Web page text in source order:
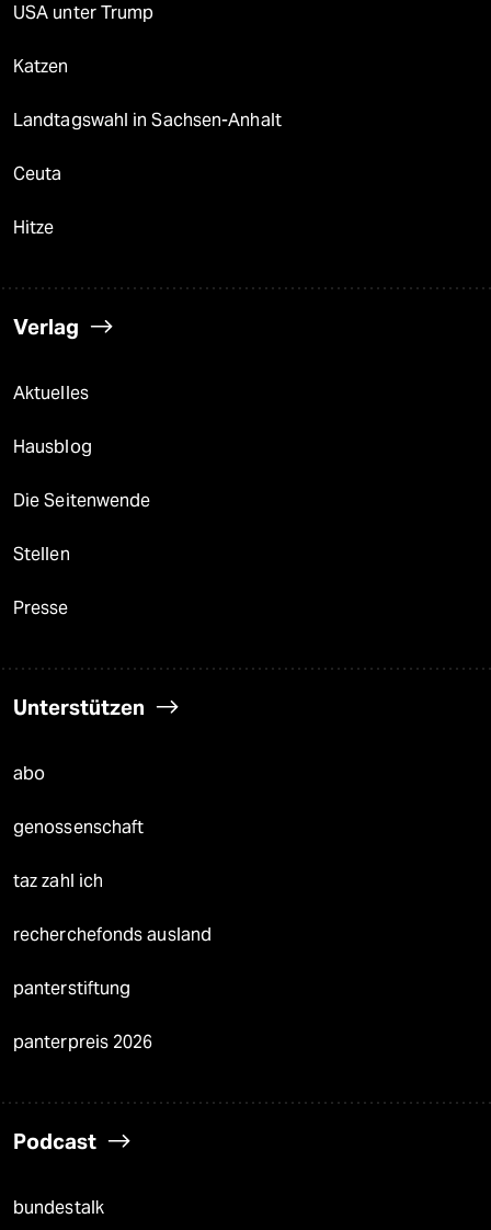
USA unter Trump
Katzen
Landtagswahl in Sachsen-Anhalt
Ceuta
Hitze
Verlag
Aktuelles
Hausblog
Die Seitenwende
Stellen
Presse
Unterstützen
abo
genossenschaft
taz zahl ich
recherchefonds ausland
panterstiftung
panterpreis 2026
Podcast
bundestalk